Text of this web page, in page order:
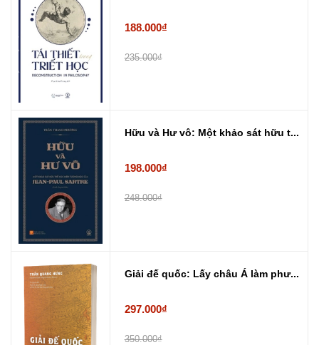
188.000₫
235.000₫
Hữu và Hư vô: Một khảo sát hữu t...
198.000₫
248.000₫
Giải đế quốc: Lấy châu Á làm phư...
297.000₫
350.000₫